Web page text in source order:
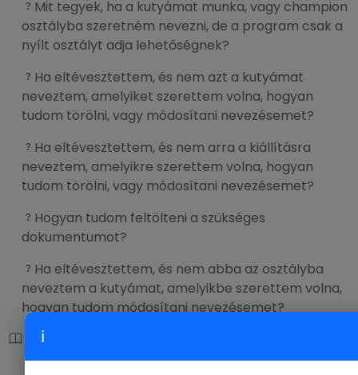
Mit tegyek, ha a kutyámat munka, vagy champion
osztályba szeretném nevezni, de a program csak a
nyílt osztályt adja lehetőségnek?
Ha eltévesztettem, és nem azt a kutyámat
neveztem, amelyiket szerettem volna, hogyan
tudom törölni, vagy módosítani nevezésemet?
Ha eltévesztettem, és nem arra a kiállításra
neveztem, amelyikre szerettem volna, hogyan
tudom törölni, vagy módosítani nevezésemet?
Hogyan tudom feltölteni a szükséges
dokumentumot?
Ha eltévesztettem, és nem abba az osztályba
neveztem a kutyámat, amelyikbe szerettem volna,
hogyan tudom módosítani nevezésemet?
Pénzügy
ℹ